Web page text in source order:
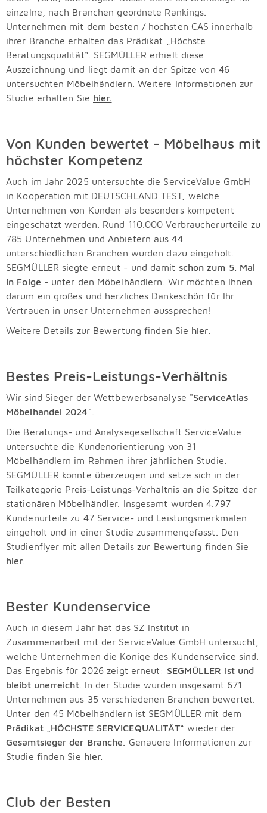
einzelne, nach Branchen geordnete Rankings.
Unternehmen mit dem besten / höchsten CAS innerhalb
ihrer Branche erhalten das Prädikat „Höchste
Beratungsqualität“. SEGMÜLLER erhielt diese
Auszeichnung und liegt damit an der Spitze von 46
untersuchten Möbelhändlern. Weitere Informationen zur
Studie erhalten Sie hier.
Von Kunden bewertet - Möbelhaus mit
höchster Kompetenz
Auch im Jahr 2025 untersuchte die ServiceValue GmbH
in Kooperation mit DEUTSCHLAND TEST, welche
Unternehmen von Kunden als besonders kompetent
eingeschätzt werden. Rund 110.000 Verbraucherurteile zu
785 Unternehmen und Anbietern aus 44
unterschiedlichen Branchen wurden dazu eingeholt.
SEGMÜLLER siegte erneut - und damit schon zum 5. Mal
in Folge - unter den Möbelhändlern. Wir möchten Ihnen
darum ein großes und herzliches Dankeschön für Ihr
Vertrauen in unser Unternehmen aussprechen!
Weitere Details zur Bewertung finden Sie hier
Bestes Preis-Leistungs-Verhältnis
Wir sind Sieger der Wettbewerbsanalyse "ServiceAtlas
Möbelhandel 2024".
Die Beratungs- und Analysegesellschaft ServiceValue
untersuchte die Kundenorientierung von 31
Möbelhändlern im Rahmen ihrer jährlichen Studie.
SEGMÜLLER konnte überzeugen und setze sich in der
Teilkategorie Preis-Leistungs-Verhältnis an die Spitze der
stationären Möbelhändler. Insgesamt wurden4.797
Kundenurteile zu 47 Service- und Leistungsmerkmalen
eingeholt und in einer Studie zusammengefasst. Den
Studienflyer mit allen Details zur Bewertung finden Sie
hier
Bester Kundenservice
Auch in diesem Jahr hat das SZ Institut in
Zusammenarbeit mit der ServiceValue GmbH untersucht,
welche Unternehmen die Könige des Kundenservice sind.
Das Ergebnis für 2026 zeigt erneut: SEGMÜLLER ist und
bleibt unerreicht. In der Studie wurden insgesamt 671
Unternehmen aus 35 verschiedenen Branchen bewertet.
Unter den 45 Möbelhändlern ist SEGMÜLLER mit dem
Prädikat „HÖCHSTE SERVICEQUALITÄT“ wieder der
Gesamtsieger der Branche . Genauere Informationen zur
Studie finden Sie hier.
Club der Besten